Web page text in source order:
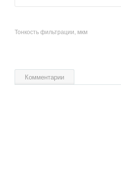
Тонкость фильтрации, мкм
Комментарии